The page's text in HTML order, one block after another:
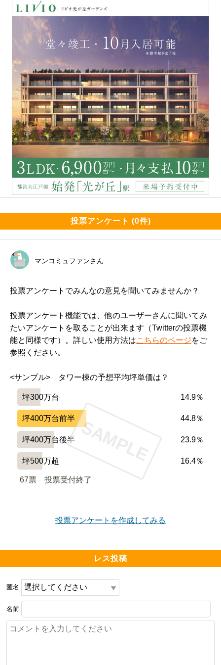
投票アンケート (0件)
マンコミュファンさん
投票アンケートでみんなの意見を聞いてみませんか？
投票アンケート機能では、他のユーザーさんに聞いてみ
たいアンケートを取ることが出来ます（Twitterの投票機
能と同様です）。詳しい使用方法はこちらのページをご
参照ください。
<サンプル>　タワー棟の予想平均坪単価は？
坪300万台 14.9％
坪400万台前半 44.8％
坪400万台後半 23.9％
坪500万超 16.4％
67票 投票受付終了
SAMPLE
投票アンケートを作成してみる
レス投稿
匿名
名前